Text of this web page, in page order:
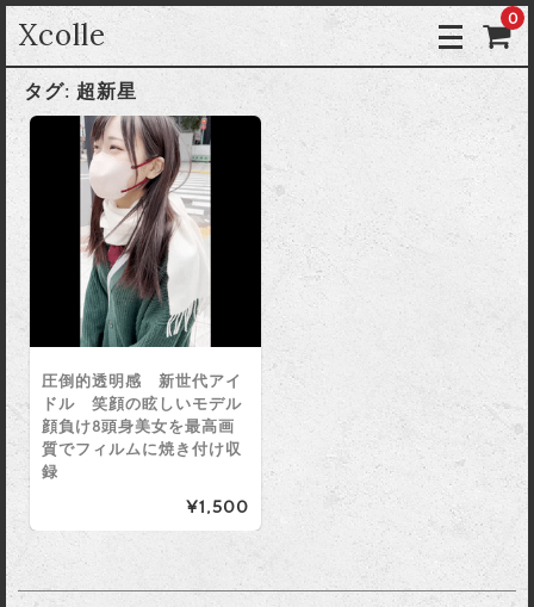
Xcolle 0
タグ: 超新星
圧倒的透明感 新世代アイ
ドル 笑顔の眩しいモデル
顔負け8頭身美女を最高画
質でフィルムに焼き付け収
録
¥1,500